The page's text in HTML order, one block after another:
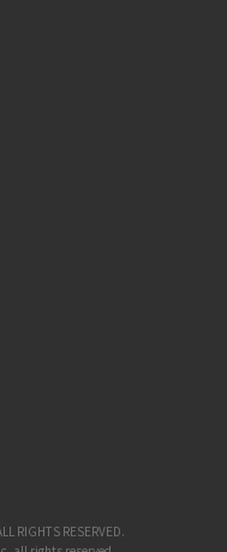
イントも紹介
ットを初心者向けにわかり
課題などを解説
ットを口コミと併せて紹介
RIGHTS RESERVED.